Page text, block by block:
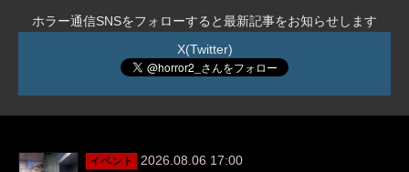
ホラー通信SNSをフォローすると最新記事をお知らせします
X(Twitter)
イベント
2026.08.06 17:00